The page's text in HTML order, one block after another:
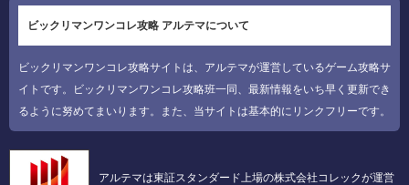
ビックリマンワンコレ攻略 アルテマについて
ビックリマンワンコレ攻略サイトは、アルテマが運営しているゲーム攻略サ
イトです。ビックリマンワンコレ攻略班一同、最新情報をいち早く更新でき
るように努めてまいります。また、当サイトは基本的にリンクフリーです。
アルテマは東証スタンダード上場の株式会社コレックが運営